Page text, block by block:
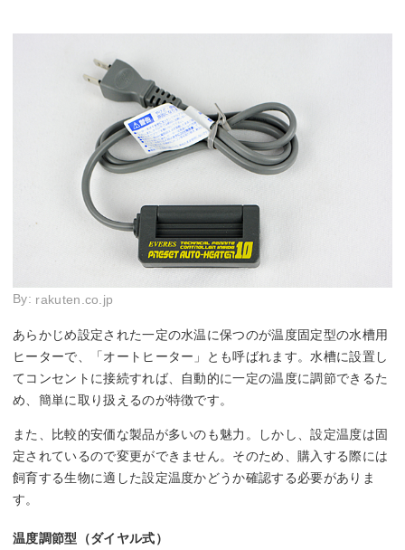
By: rakuten.co.jp
あらかじめ設定された一定の水温に保つのが温度固定型の水槽用
ヒーターで、「オートヒーター」とも呼ばれます。水槽に設置し
てコンセントに接続すれば、自動的に一定の温度に調節できるた
め、簡単に取り扱えるのが特徴です。
また、比較的安価な製品が多いのも魅力。しかし、設定温度は固
定されているので変更ができません。そのため、購入する際には
飼育する生物に適した設定温度かどうか確認する必要がありま
す。
温度調節型（ダイヤル式）